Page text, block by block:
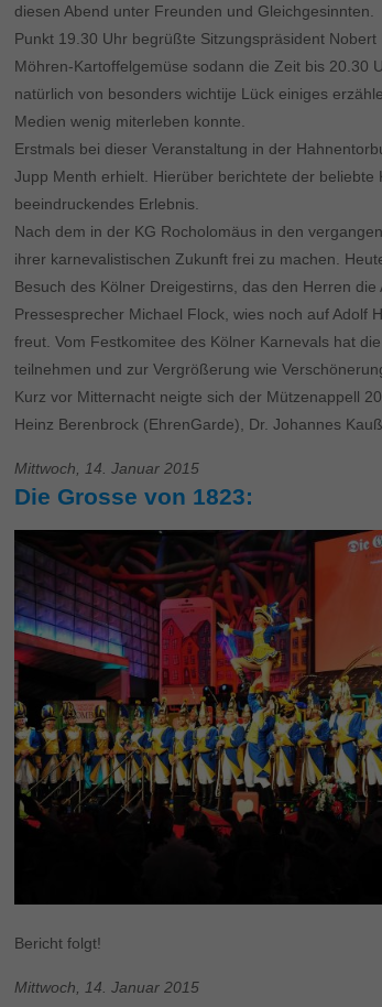
diesen Abend unter Freunden und Gleichgesinnten.
Punkt 19.30 Uhr begrüßte Sitzungspräsident
Möhren-Kartoffelgemüse sodann die Zeit bis 20.30
natürlich von besonders wichtije Lück einiges
Medien wenig miterleben konnte.
Erstmals bei dieser Veranstaltung in der
Jupp Menth erhielt. Hierüber berichtete der
beeindruckendes Erlebnis.
Nach dem in der KG Rocholomäus in den
ihrer karnevalistischen Zukunft frei zu machen.
Besuch des Kölner Dreigestirns, das den Herren die
Pressesprecher Michael Flock, wies noch auf Adolf
freut. Vom Festkomitee des Kölner Karnevals hat
teilnehmen und zur Vergrößerung wie
Kurz vor Mitternacht neigte sich der Mützenappell
Heinz Berenbrock (EhrenGarde), Dr. Johannes
Mittwoch, 14. Januar 2015
Die Grosse von 1823:
Bericht folgt!
Mittwoch, 14. Januar 2015